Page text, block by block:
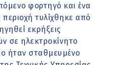
φορτηγό και ένα
τυλίχθηκε από
εκρήξεις
σε ηλεκτροκίνητο
ήταν σταθμευμένο